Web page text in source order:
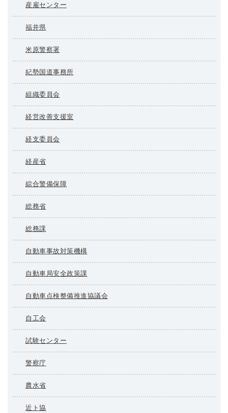
産雇センター
福井県
米原警察署
紀勢国道事務所
組織委員会
経営改善支援室
経支委員会
経産省
綜合警備保障
総務省
総務課
自動車事故対策機構
自動車局安全政策課
自動車点検整備推進協議会
自工会
試験センター
警察庁
農水省
近ト協